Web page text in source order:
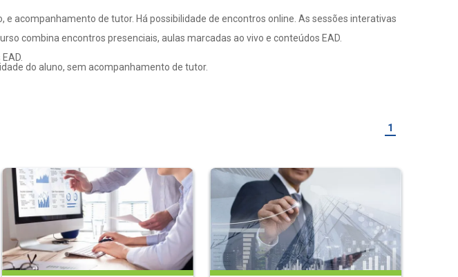
acompanhamento de tutor. Há possibilidade de encontros online. As sessões interativas
combina encontros presenciais, aulas marcadas ao vivo e conteúdos EAD.
do aluno, sem acompanhamento de tutor.
1